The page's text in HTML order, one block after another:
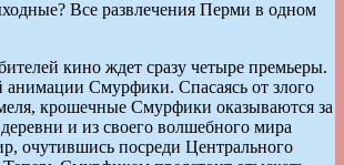
кино ждет сразу четыре премьеры.
анимации Смурфики. Спасаясь от злого
крошечные Смурфики оказываются за
и из своего волшебного мира
очутившись посреди Центрального